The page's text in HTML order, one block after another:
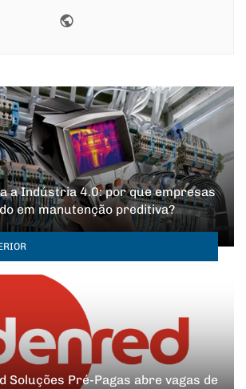
a Indústria 4.0: por que empresas
em manutenção preditiva?
Soluções Pré-Pagas abre vagas de